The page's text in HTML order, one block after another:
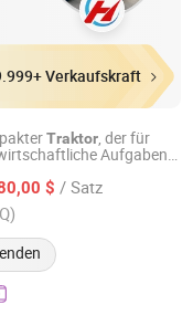
Verkaufskraft
Traktor, der für
Aufgaben
$ / Satz